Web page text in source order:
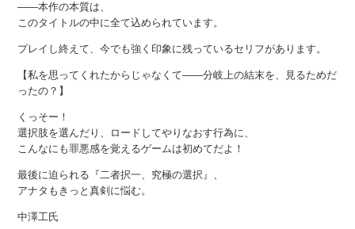
——本作の本質は、
このタイトルの中に全て込められています。
プレイし終えて、今でも強く印象に残っているセリフがあります。
【私を思ってくれたからじゃなくて——分岐上の結末を、見るためだ
ったの？】
くっそー！
選択肢を選んだり、ロードしてやりなおす行為に、
こんなにも罪悪感を覚えるゲームは初めてだよ！
最後に迫られる『二者択一、究極の選択』、
アナタもきっと真剣に悩む。
中澤工氏